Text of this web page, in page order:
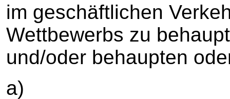
im geschäftlichen
Wettbewerbs zu
und/oder behaupten
a)